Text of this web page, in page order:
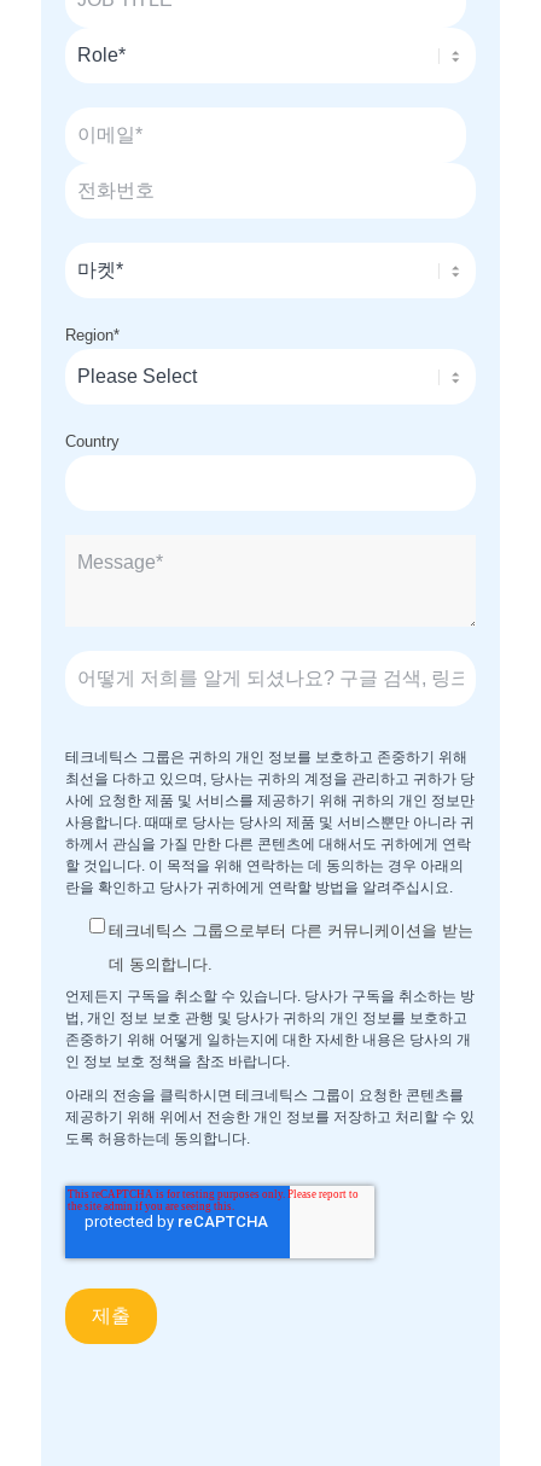
Region*
Country
테크네틱스 그룹은 귀하의 개인 정보를 보호하고 존중하기 위해
최선을 다하고 있으며, 당사는 귀하의 계정을 관리하고 귀하가 당
사에 요청한 제품 및 서비스를 제공하기 위해 귀하의 개인 정보만
사용합니다. 때때로 당사는 당사의 제품 및 서비스뿐만 아니라 귀
하께서 관심을 가질 만한 다른 콘텐츠에 대해서도 귀하에게 연락
할 것입니다. 이 목적을 위해 연락하는 데 동의하는 경우 아래의
란을 확인하고 당사가 귀하에게 연락할 방법을 알려주십시요.
테크네틱스 그룹으로부터 다른 커뮤니케이션을 받는
데 동의합니다.
언제든지 구독을 취소할 수 있습니다. 당사가 구독을 취소하는 방
법, 개인 정보 보호 관행 및 당사가 귀하의 개인 정보를 보호하고
존중하기 위해 어떻게 일하는지에 대한 자세한 내용은 당사의 개
인 정보 보호 정책을 참조 바랍니다.
아래의 전송을 클릭하시면 테크네틱스 그룹이 요청한 콘텐츠를
제공하기 위해 위에서 전송한 개인 정보를 저장하고 처리할 수 있
도록 허용하는데 동의합니다.